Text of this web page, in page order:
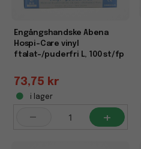
Engångshandske Abena
Hospi-Care vinyl
ftalat-/puderfri L, 100 st/fp
73,75 kr
i lager
- +